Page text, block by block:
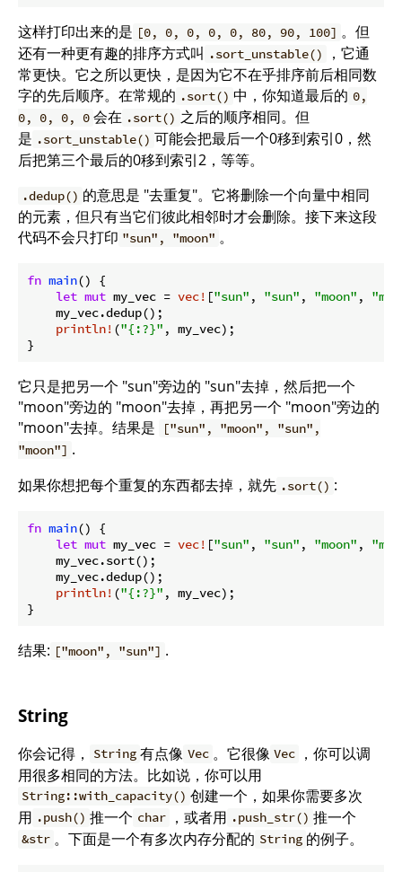
这样打印出来的是 [0, 0, 0, 0, 0, 80, 90, 100] 。但
还有一种更有趣的排序方式叫 .sort_unstable()
，它通
常更快。它之所以更快，是因为它不在乎排序前后相同数
字的先后顺序。在常规的 .sort() 中，你知道最后的 0,
0, 0, 0, 0 会在 .sort() 之后的顺序相同。但
是 .sort_unstable() 可能会把最后一个0移到索引0，然
后把第三个最后的0移到索引2，等等。
.dedup() 的意思是 "去重复"。它将删除一个向量中相同
的元素，但只有当它们彼此相邻时才会删除。接下来这段
代码不会只打印 "sun", "moon" 。
fn main() {
let mut my_vec = vec! ["sun" , "sun" , "moon" ,
    my_vec.dedup();
println! ("{:?}" , my_vec);
}
它只是把另一个 "sun"旁边的 "sun"去掉，然后把一个
"moon"旁边的 "moon"去掉，再把另一个 "moon"旁边的
"moon"去掉。结果是
["sun", "moon", "sun",
"moon"] .
如果你想把每个重复的东西都去掉，就先 .sort() :
fn main() {
let mut my_vec = vec! ["sun" , "sun" , "moon" ,
    my_vec.sort();
    my_vec.dedup();
println! ("{:?}" , my_vec);
}
结果: ["moon", "sun"] .
String
你会记得， String 有点像 Vec 。它很像 Vec
，你可以调
用很多相同的方法。比如说，你可以用
String::with_capacity() 创建一个，如果你需要多次
用 .push() 推一个 char ，或者用 .push_str() 推一个
&str 。下面是一个有多次内存分配的 String 的例子。